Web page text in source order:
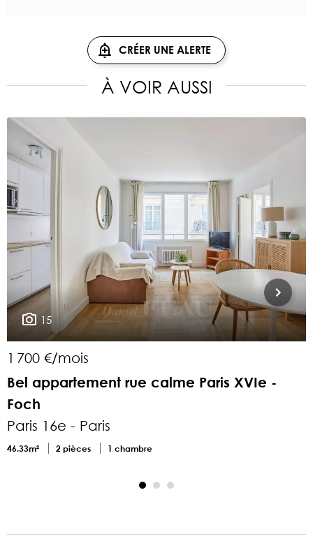
CRÉER UNE ALERTE
À VOIR AUSSI
15
1 700 €/mois
Bel appartement rue calme Paris XVIe -
Foch
Paris 16e - Paris
46.33m² 2 pièces 1 chambre